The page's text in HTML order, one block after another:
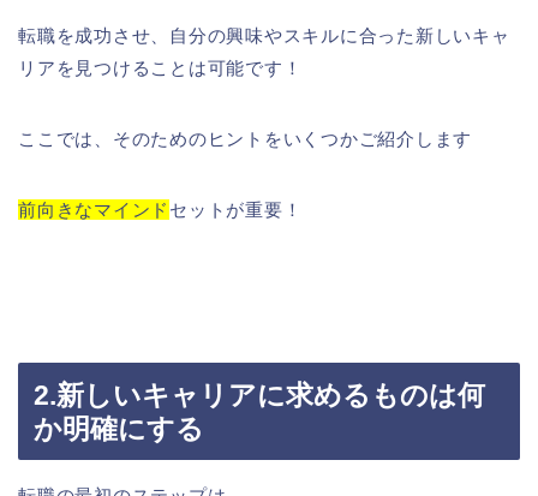
転職を成功させ、自分の興味やスキルに合った新しいキャ
リアを見つけることは可能です！
ここでは、そのためのヒントをいくつかご紹介します
前向きなマインド セットが重要！
2.新しいキャリアに求めるものは何
か明確にする